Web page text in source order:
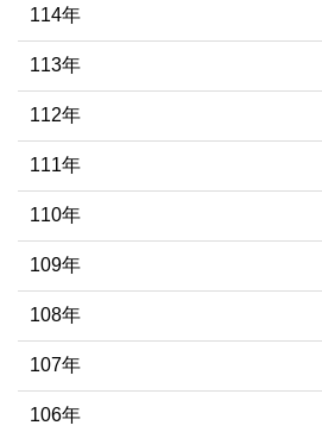
114年
113年
112年
111年
110年
109年
108年
107年
106年